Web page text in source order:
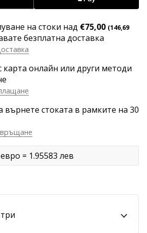
на стоки над €75,00 (146,69
безплатна доставка
онлайн или други методи
стоката в рамките на 30
= 1.95583 лев